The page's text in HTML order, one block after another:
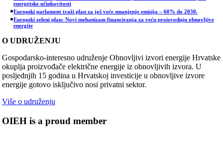
energetske učinkovitosti
Europski parlament traži plan za još veće smanjenje emisija – 60% do 2030.
Europski zeleni plan: Novi mehanizam financiranja za veću proizvodnju obnovljive
energije
O UDRUŽENJU
Gospodarsko-interesno udruženje Obnovljivi izvori energije Hrvatske
okuplja proizvođače električne energije iz obnovljivih izvora. U
posljednjih 15 godina u Hrvatskoj investicije u obnovljive izvore
energije gotovo isključivo nosi privatni sektor.
Više o udruženju
OIEH is a proud member